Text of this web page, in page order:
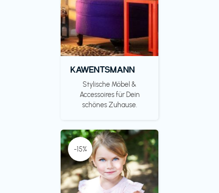
KAWENTSMANN
Stylische Möbel &
Accessoires für Dein
schönes Zuhause.
-15%